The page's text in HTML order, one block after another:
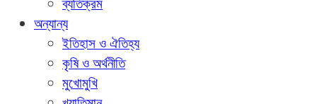
অন্যান্য
ইতিহাস ও ঐতিহ্য
কৃষি ও অর্থনীতি
মুখোমুখি